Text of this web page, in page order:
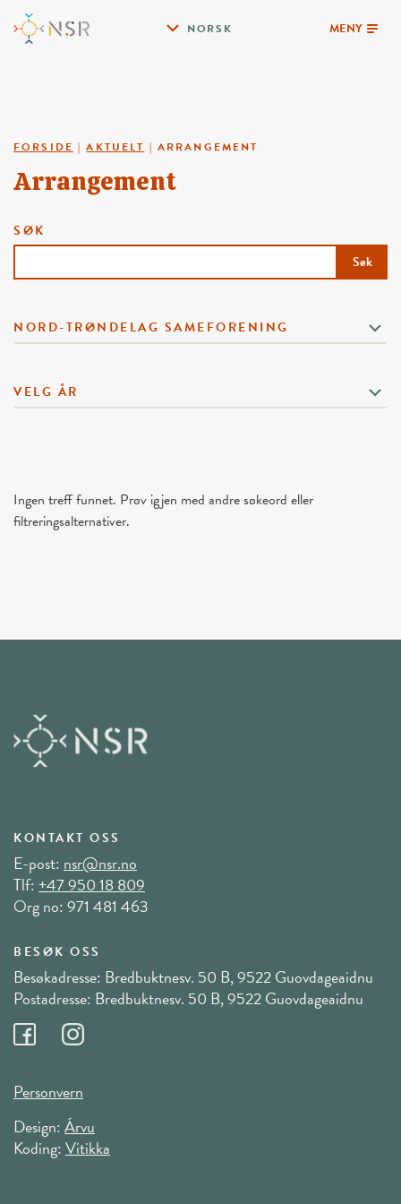
NORSK MENY
FORSIDE |AKTUELT | ARRANGEMENT
Arrangement
SØK
Søk
NORD-TRØNDELAG SAMEFORENING
VELG ÅR
Ingen treff funnet. Prøv igjen med andre søkeord eller
filtreringsalternativer.
KONTAKT OSS
E-post:nsr@nsr.no
Tlf:+47 950 18 809
Org no: 971 481 463
BESØK OSS
Besøkadresse: Bredbuktnesv. 50 B, 9522 Guovdageaidnu
Postadresse: Bredbuktnesv. 50 B, 9522 Guovdageaidnu
Personvern
Design:Árvu
Koding:Vitikka